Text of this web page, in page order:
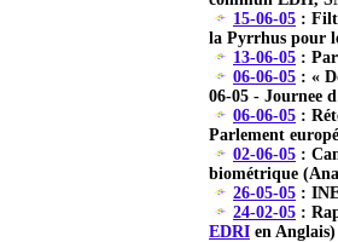
15-06-05 :
la Pyrrhus pour
13-06-05 :
06-06-05 : «
06-05 - Journee
06-06-05 :
Parlement
02-06-05 :
biométrique
26-05-05 :
24-02-05 :
EDRI en Anglais)